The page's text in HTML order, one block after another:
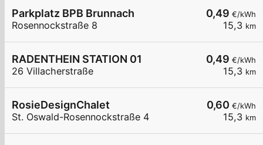
0,49 €/kWh
15,3 km
Parkplatz BPB Brunnach
Rosennockstraße 8
0,49 €/kWh
15,3 km
RADENTHEIN STATION 01
26 Villacherstraße
0,60 €/kWh
15,3 km
RosieDesignChalet
St. Oswald-Rosennockstraße 4